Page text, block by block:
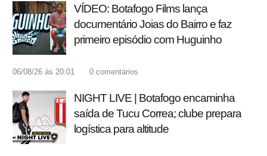
VÍDEO: Botafogo Films lança
documentário Joias do Bairro e faz
primeiro episódio com Huguinho
06/08/26 às 20:01 0 comentários
NIGHT LIVE | Botafogo encaminha
saída de Tucu Correa; clube prepara
logística para altitude